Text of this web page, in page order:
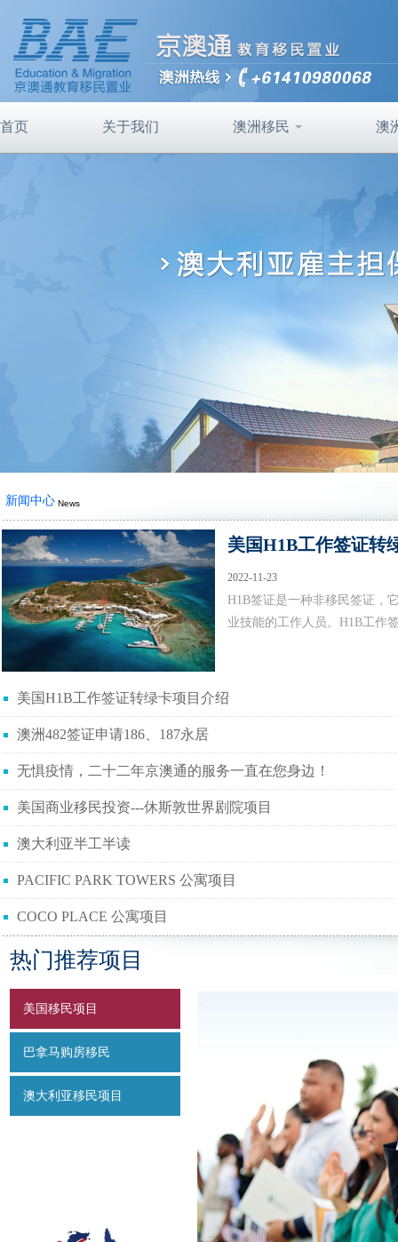
首页 关于我们 澳洲移民 澳
新闻中心 News
美国H1B工作签证转
2022-11-23
H1B签证是一种非移民签证，
业技能的工作人员。H1B工作
美国H1B工作签证转绿卡项目介绍
澳洲482签证申请186、187永居
无惧疫情，二十二年京澳通的服务一直在您身边！
美国商业移民投资---休斯敦世界剧院项目
澳大利亚半工半读
PACIFIC PARK TOWERS 公寓项目
COCO PLACE 公寓项目
热门推荐项目
美国移民项目
巴拿马购房移民
澳大利亚移民项目